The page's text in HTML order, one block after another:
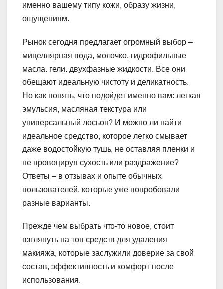
именно вашему типу кожи, образу жизни,
ощущениям.
Рынок сегодня предлагает огромный выбор –
мицеллярная вода, молочко, гидрофильные
масла, гели, двухфазные жидкости. Все они
обещают идеальную чистоту и деликатность.
Но как понять, что подойдет именно вам: легкая
эмульсия, масляная текстура или
универсальный лосьон? И можно ли найти
идеальное средство, которое легко смывает
даже водостойкую тушь, не оставляя пленки и
не провоцируя сухость или раздражение?
Ответы – в отзывах и опыте обычных
пользователей, которые уже попробовали
разные варианты.
Прежде чем выбрать что-то новое, стоит
взглянуть на топ средств для удаления
макияжа, которые заслужили доверие за свой
состав, эффективность и комфорт после
использования.